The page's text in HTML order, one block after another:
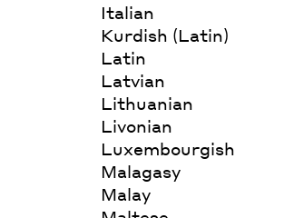
Italian
Kurdish (Latin)
Latin
Latvian
Lithuanian
Livonian
Luxembourgish
Malagasy
Malay